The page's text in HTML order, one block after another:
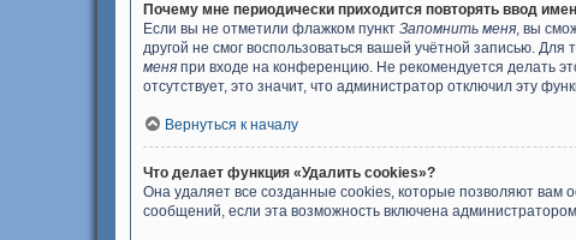
Почему мне периодически приходится повторять ввод
Если вы не отметили флажком пункт Запомнить меня, вы
другой не смог воспользоваться вашей учётной записью.
меня при входе на конференцию. Не рекомендуется делать
отсутствует, это значит, что администратор отключил эту
Вернуться к началу
Что делает функция «Удалить cookies»?
Она удаляет все созданные cookies, которые позволяют вам
сообщений, если эта возможность включена